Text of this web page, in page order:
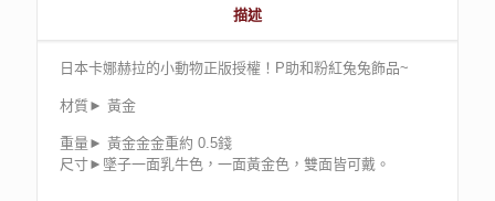
描述
日本卡娜赫拉的小動物正版授權！P助和粉紅兔兔飾品~
材質► 黃金
重量► 黃金金金重約 0.5錢
尺寸►墜子一面乳牛色，一面黃金色，雙面皆可戴。